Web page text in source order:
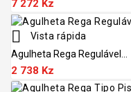
7 272 Kz

Vista rápida
Agulheta Rega Regulável...
2 738 Kz